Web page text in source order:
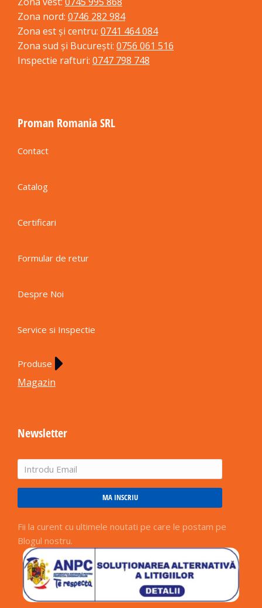
Zona nord: 0746 282 984
Zona est și centru: 0741 464 084
Zona sud și București: 0756 061 516
Inspectie rafturi: 0747 798 748
Proman Romania SRL
Contact
Catalog
Certificari
Formular de retur
Despre Noi
Service si Inspectie
Produse
Magazin
Newsletter
MA INSCRIU
Fii la curent cu ultimele noutati pe care le postam pe
Blogul nostru.